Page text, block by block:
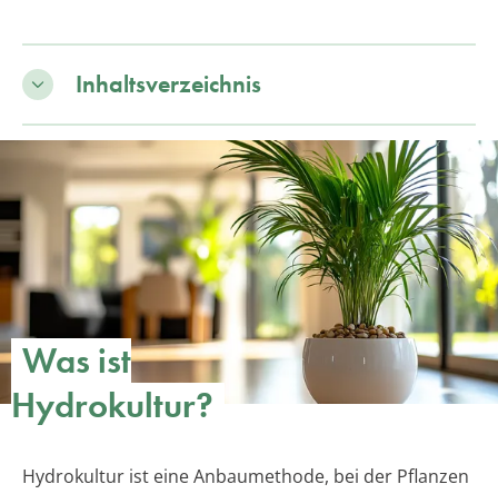
Inhaltsverzeichnis
Was ist
Hydrokultur?
Hydrokultur ist eine Anbaumethode, bei der Pflanzen